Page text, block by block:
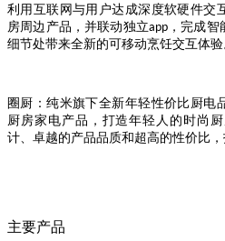
利用互联网与用户达成深度软硬件交
房周边产品，并联动独立app，完成智
细节处带来全新的可移动烹饪交互体验
圈厨：纯米旗下全新年轻性价比厨电
厨房家电产品，打造年轻人的时尚
计、卓越的产品品质和超高的性价比
主要产品